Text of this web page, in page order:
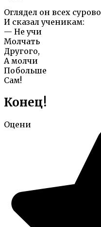
Оглядел он всех сурово
И сказал ученикам:
— Не учи
Молчать
Другого,
А молчи
Побольше
Сам!
Конец!
Оцени